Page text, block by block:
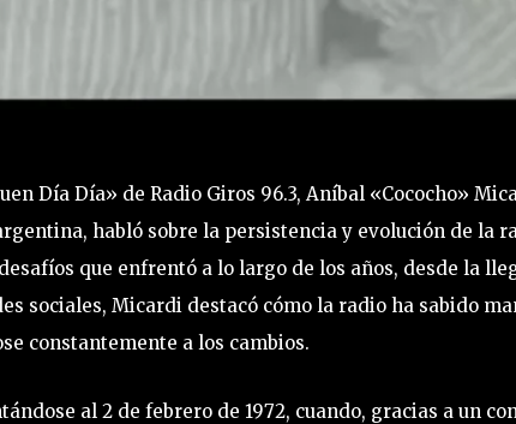
Día Día» de Radio Giros 96.3, Aníbal «Cococho»
habló sobre la persistencia y evolución de la
que enfrentó a lo largo de los años, desde la
sociales, Micardi destacó cómo la radio ha sabido
constantemente a los cambios.
al 2 de febrero de 1972, cuando, gracias a un